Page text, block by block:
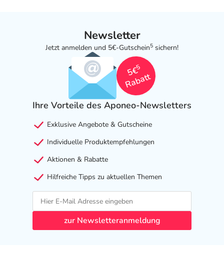
Newsletter
Jetzt anmelden und 5€-Gutschein5 sichern!
5€
5
Rabatt
Ihre Vorteile des Aponeo-Newsletters
Exklusive Angebote & Gutscheine
Individuelle Produktempfehlungen
Aktionen & Rabatte
Hilfreiche Tipps zu aktuellen Themen
zur Newsletteranmeldung